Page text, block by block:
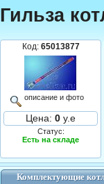
Гильза
Код: 65013877
описание и фото
Цена: 0 у.е
Статус:
Есть на складе
Комплектующие